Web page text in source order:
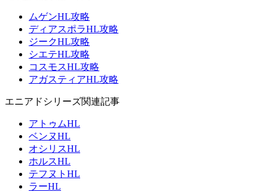
ムゲンHL攻略
ディアスポラHL攻略
ジークHL攻略
シエテHL攻略
コスモスHL攻略
アガスティアHL攻略
エニアドシリーズ関連記事
アトゥムHL
ベンヌHL
オシリスHL
ホルスHL
テフヌトHL
ラーHL